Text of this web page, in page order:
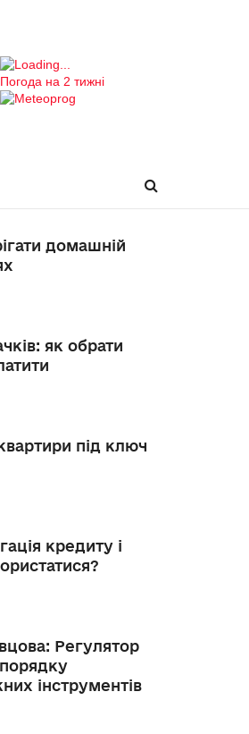
Погода на 2 тижні
домашній
як обрати
під ключ
кредиту і
Регулятор
порядку
інструментів